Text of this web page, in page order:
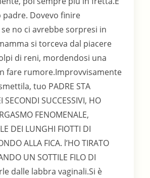
Dovevo finire
no ci avrebbe sorpresi in
si torceva dal piacere
di reni, mordendosi una
fare rumore.Improvvisamente
tuo PADRE STA
SECONDI SUCCESSIVI, HO
FENOMENALE,
DEI LUNGHI FIOTTI DI
ALLA FICA. l’HO TIRATO
UN SOTTILE FILO DI
dalle labbra vaginali.Si è